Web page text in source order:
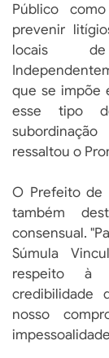
Público
prevenir
locais de
que se impõe
esse tipo
ressaltou o
O Prefeito de
também
consensual.
Súmula
respeito à
credibilidade
nosso